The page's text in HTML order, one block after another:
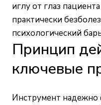
иглу от глаз
практически
психологический
Принцип
ключевые
Инструмент надежно